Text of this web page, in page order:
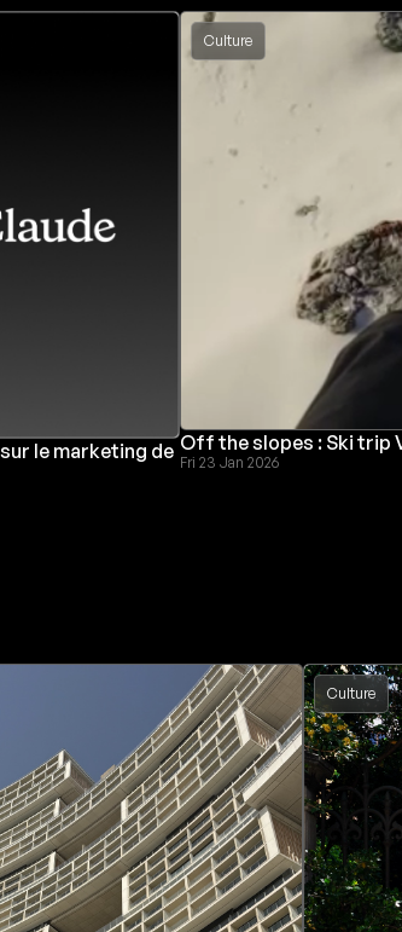
le marketing de
Culture
Off the slopes : Ski trip
Fri 23 Jan 2026
Culture